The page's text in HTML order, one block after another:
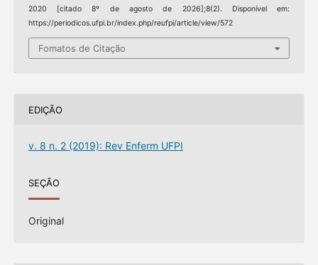
2020 [citado 8º de agosto de 2026];8(2). Disponível em:
https://periodicos.ufpi.br/index.php/reufpi/article/view/572
Fomatos de Citação
EDIÇÃO
v. 8 n. 2 (2019): Rev Enferm UFPI
SEÇÃO
Original